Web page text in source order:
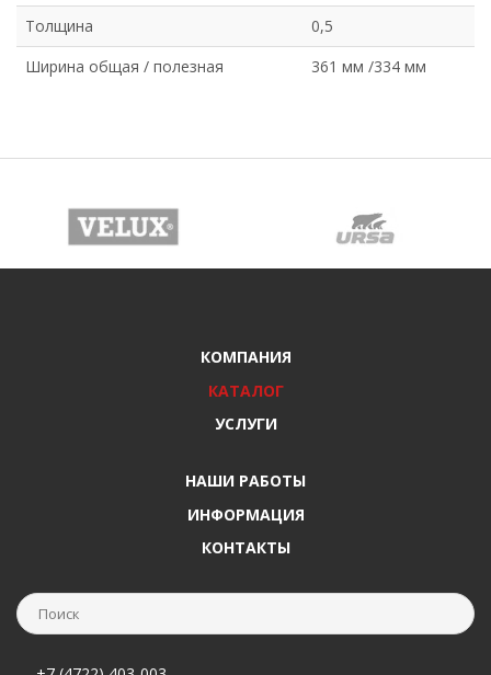
Толщина
0,5
Ширина общая / полезная
361 мм /334 мм
КОМПАНИЯ
КАТАЛОГ
УСЛУГИ
НАШИ РАБОТЫ
ИНФОРМАЦИЯ
КОНТАКТЫ